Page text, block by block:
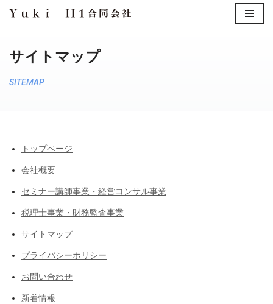
ン
テ
ン
プ
サイトマップ
SITEMAP
トップページ
会社概要
セミナー講師事業・経営コンサル事業
税理士事業・財務監査事業
サイトマップ
プライバシーポリシー
お問い合わせ
新着情報